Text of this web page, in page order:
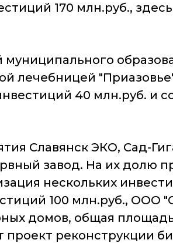
170 млн.руб.,
лечебницей
40 млн.руб. и
Славянск ЭКО, Сад-
завод. На их долю
нескольких
100 млн.руб., ООО
домов, общая площадь
реконструкции